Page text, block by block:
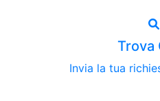
Trova
Invia la tua